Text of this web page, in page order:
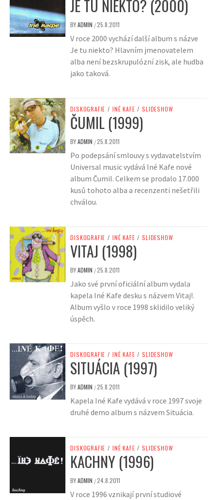
JE TU NIEKTO? (2000)
BYADMIN /25.8.2011
V roce 2000 vychází další album s názve
Je tu niekto? Hlavním jmenovatelem
alba není bezskrupulózní zisk, ale hudba
jako taková.
DISKOGRAFIE / INÉ KAFE / SLIDESHOW
ČUMIL (1999)
BYADMIN /25.8.2011
Po podepsání smlouvy s vydavatelstvím
Universal music vydává Iné Kafe nové
album Čumil. Celkem se prodalo 17.000
kusů tohoto alba a recenzenti nešetřili
chválou.
DISKOGRAFIE / INÉ KAFE / SLIDESHOW
VITAJ (1998)
BYADMIN /25.8.2011
Jako své první oficiální album vydala
kapela Iné Kafe desku s názvem Vitaj!.
Album vyšlo v roce 1998 sklidilo veliký
úspěch.
DISKOGRAFIE / INÉ KAFE / SLIDESHOW
SITUÁCIA (1997)
BYADMIN /25.8.2011
Kapela Iné Kafe vydává v roce 1997 svoje
druhé demo album s názvem Situácia.
DISKOGRAFIE / INÉ KAFE / SLIDESHOW
KACHNY (1996)
BYADMIN /24.8.2011
V roce 1996 vznikají první studiové